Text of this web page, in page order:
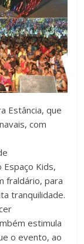
Estância, que
com
Kids,
fraldário, para
tranquilidade.
estimula
o evento, ao